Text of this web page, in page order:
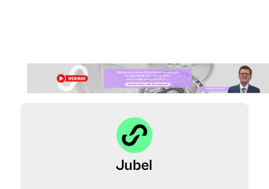
Jubel